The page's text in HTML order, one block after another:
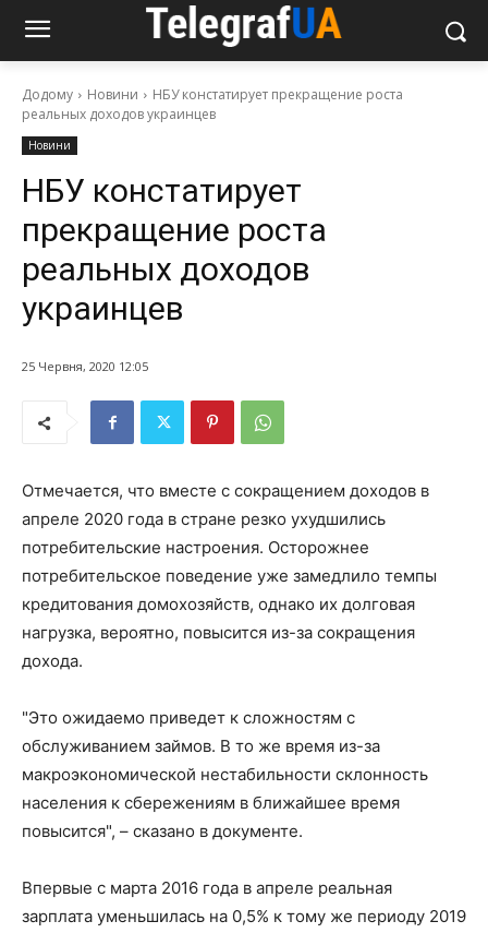
Додому Новини
НБУ констатирует прекращение роста
реальных доходов украинцев
Новини
НБУ констатирует
прекращение роста
реальных доходов
украинцев
25 Червня, 2020 12:05
Отмечается, что вместе с сокращением доходов в
апреле 2020 года в стране резко ухудшились
потребительские настроения. Осторожнее
потребительское поведение уже замедлило темпы
кредитования домохозяйств, однако их долговая
нагрузка, вероятно, повысится из-за сокращения
дохода.
"Это ожидаемо приведет к сложностям с
обслуживанием займов. В то же время из-за
макроэкономической нестабильности склонность
населения к сбережениям в ближайшее время
повысится", – сказано в документе.
Впервые с марта 2016 года в апреле реальная
зарплата уменьшилась на 0,5% к тому же периоду 2019